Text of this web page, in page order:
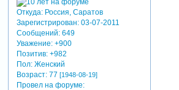
Откуда:Россия, Саратов
Зарегистрирован: 03-07-2011
Сообщений:649
Уважение: +900
Позитив: +982
Пол:Женский
Возраст:77 [1948-08-19]
Провел на форуме: